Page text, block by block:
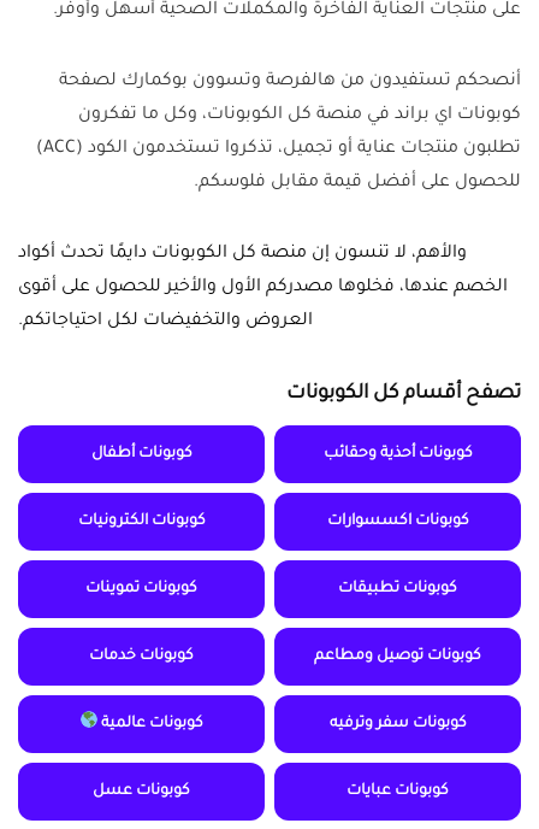
على منتجات العناية الفاخرة والمكملات الصحية أسهل وأوفر.
أنصحكم تستفيدون من هالفرصة وتسوون بوكمارك لصفحة
كوبونات اي براند في منصة كل الكوبونات، وكل ما تفكرون
تطلبون منتجات عناية أو تجميل، تذكروا تستخدمون الكود (ACC)
للحصول على أفضل قيمة مقابل فلوسكم.
والأهم، لا تنسون إن منصة كل الكوبونات دايمًا تحدث أكواد
الخصم عندها، فخلوها مصدركم الأول والأخير للحصول على أقوى
العروض والتخفيضات لكل احتياجاتكم.
تصفح أقسام كل الكوبونات
كوبونات أحذية وحقائب كوبونات أطفال
كوبونات اكسسوارات كوبونات الكترونيات
كوبونات تطبيقات كوبونات تموينات
كوبونات توصيل ومطاعم كوبونات خدمات
كوبونات سفر وترفيه كوبونات عالمية
كوبونات عبايات كوبونات عسل